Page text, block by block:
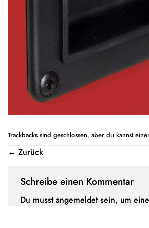
Trackbacks sind geschlossen, aber du kannst
← Zurück
Schreibe einen Kommentar
Du musstangemeldetsein, um